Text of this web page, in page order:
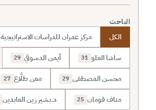
الباحث
الكل مركز عمران للدراسات الاستراتيجية
ساشا العلو 31 أيمن الدسوقي 29
محسن المصطفى 29 معن طلَّاع 27
مناف قومان 25 د.بشير زين العابدين